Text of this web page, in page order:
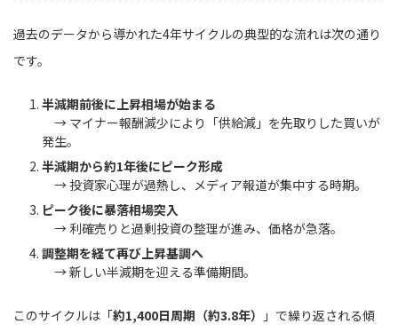
過去のデータから導かれた4年サイクルの典型的な流れは次の通り
です。
半減期前後に上昇相場が始まる
→ マイナー報酬減少により「供給減」を先取りした買いが
発生。
半減期から約1年後にピーク形成
→ 投資家心理が過熱し、メディア報道が集中する時期。
ピーク後に暴落相場突入
→ 利確売りと過剰投資の整理が進み、価格が急落。
調整期を経て再び上昇基調へ
→ 新しい半減期を迎える準備期間。
このサイクルは「約1,400日周期（約3.8年）
」で繰り返される傾